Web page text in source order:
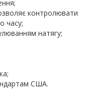
контролювати
часу;
натягу;
США.